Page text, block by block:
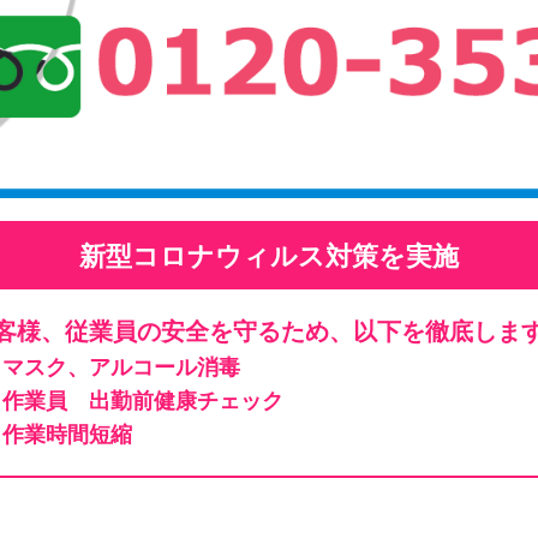
新型コロナウィルス対策を実施
様、従業員の安全を守るため、以下を徹底しま
マスク、アルコール消毒
作業員 出勤前健康チェック
作業時間短縮